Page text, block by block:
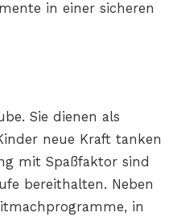
in einer sicheren
Sie dienen als
neue Kraft tanken
mit Spaßfaktor sind
bereithalten. Neben
in